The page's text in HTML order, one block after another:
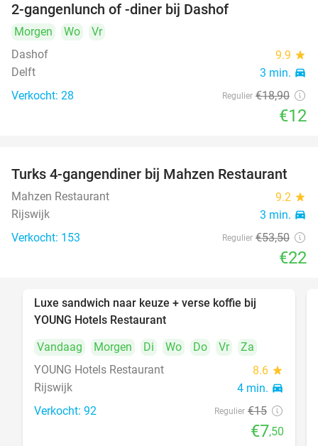
2-gangenlunch of -diner bij Dashof
Morgen Wo
Vr
Dashof
9.9 star
Delft 3 min. directions_car
Verkocht: 28 Regulier €18,90
€12
59%
Turks 4-gangendiner bij Mahzen Restaurant
Mahzen Restaurant 9.2 star
Rijswijk 3 min. directions_car
Verkocht: 153 Regulier €53,50
€22
Luxe sandwich naar keuze + verse koffie bij
YOUNG Hotels Restaurant
Vandaag
Morgen Di Wo Do Vr
Za
YOUNG Hotels Restaurant
8.6 star
Rijswijk 4 min. directions_car
Verkocht: 92 Regulier €15
€7,50